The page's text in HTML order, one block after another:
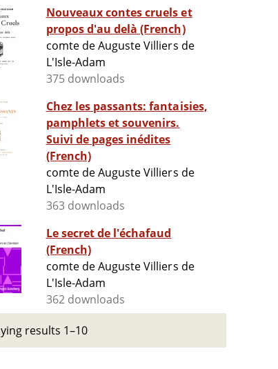
Nouveaux contes cruels et
propos d'au delà (French)
comte de Auguste Villiers de
L'Isle-Adam
375 downloads
Chez les passants: fantaisies,
pamphlets et souvenirs.
Suivi de pages inédites
(French)
comte de Auguste Villiers de
L'Isle-Adam
363 downloads
Le secret de l'échafaud
(French)
comte de Auguste Villiers de
L'Isle-Adam
362 downloads
results 1–10